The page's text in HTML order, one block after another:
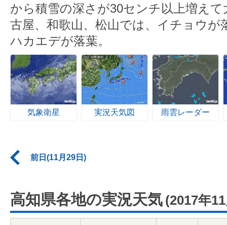
から積雪の深さが30センチ以上増え
古屋、和歌山、松山では、イチョウが
ハカエデが落葉。
気象衛星 実況天気図 雨雲レーダー
前日(11月29日)
高知県各地の実況天気 (2017年